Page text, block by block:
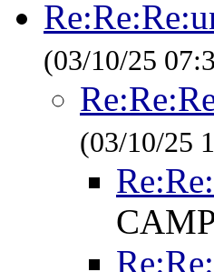
(03/10/25
(03/10/25